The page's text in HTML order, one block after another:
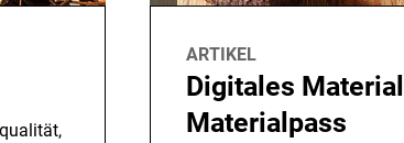
ARTIKEL
Digitales
Materialpass